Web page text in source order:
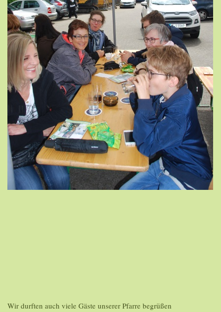
Wir durften auch viele Gäste unserer Pfarre begrüßen